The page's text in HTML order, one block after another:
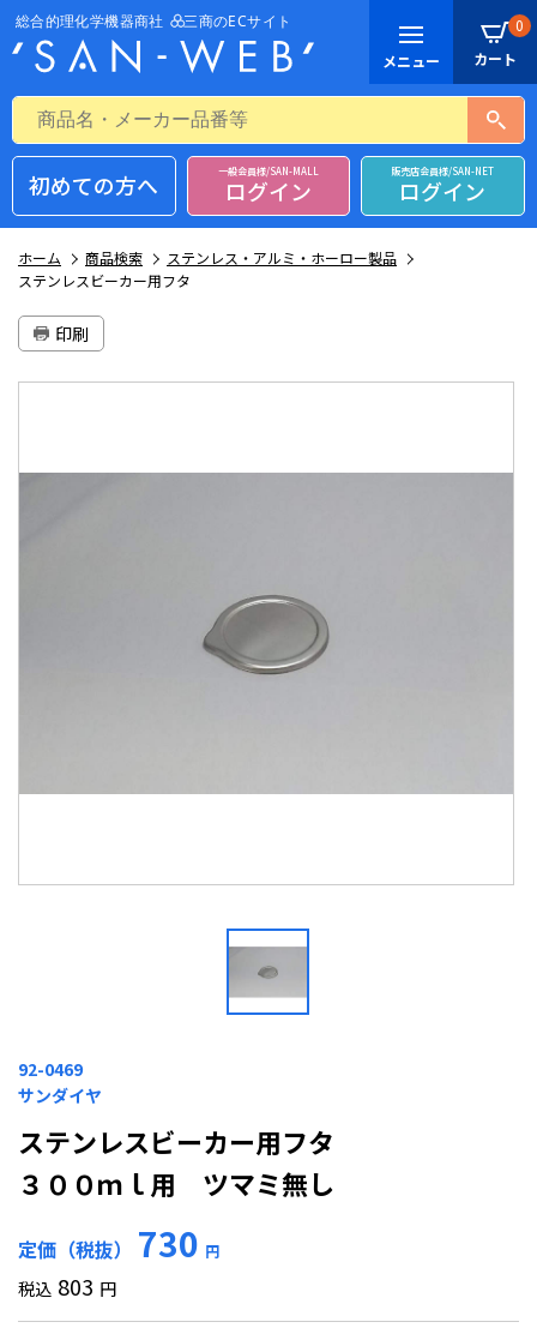
0
初めての方へ 一般会員様/SAN-MALL
ログイン
販売店会員様/SAN-NET
ログイン
ホーム 商品検索
ステンレス・アルミ・ホーロー製品
ステンレスビーカー用フタ
印刷
92-0469
サンダイヤ
ステンレスビーカー用フタ
３００ｍｌ用 ツマミ無し
定価（税抜） 730 円
税込 803 円